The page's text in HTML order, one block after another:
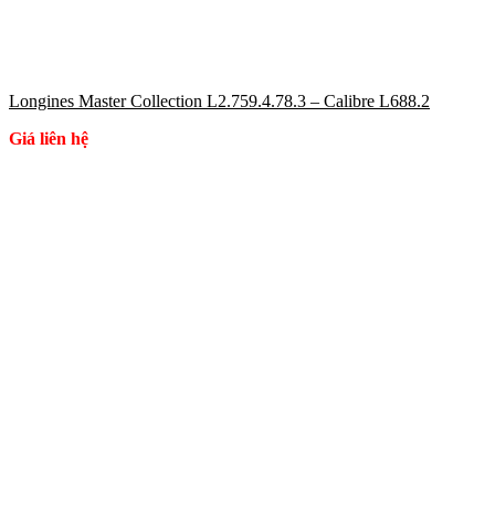
Longines Master Collection L2.759.4.78.3 – Calibre L688.2
Giá liên hệ